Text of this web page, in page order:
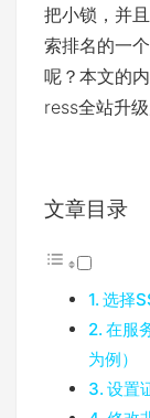
把小锁，并
索排名的一
呢？本文的
ress全站升
文章目录
选择
在服
为例）
设置